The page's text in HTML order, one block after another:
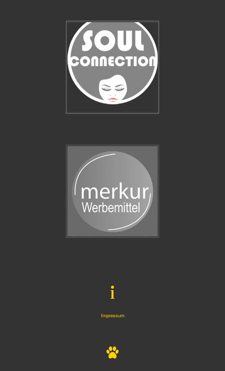
Impressum